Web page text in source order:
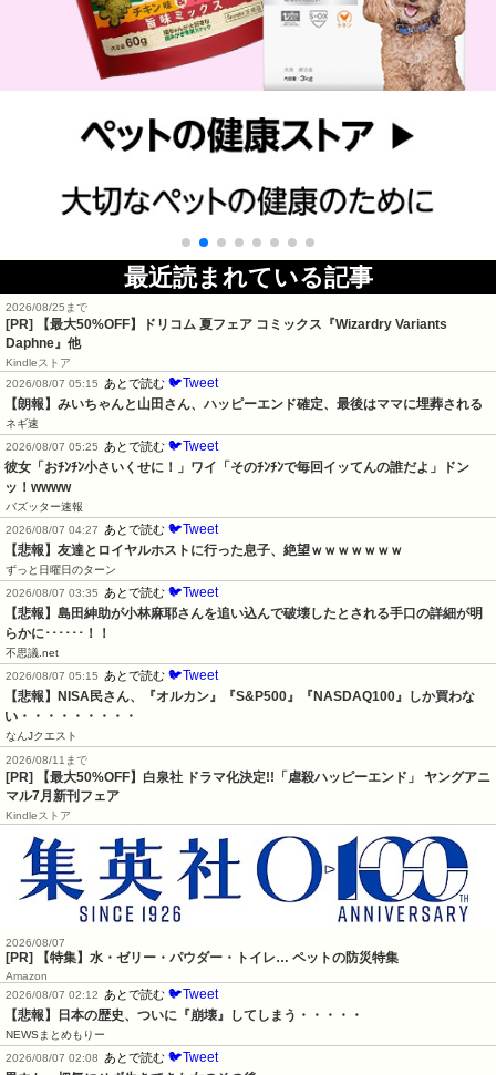
最近読まれている記事
2026/08/25まで
[PR]
【最大50%OFF】ドリコム 夏フェア コミックス『Wizardry Variants
Daphne』他
Kindleストア
2026/08/07 05:15
あとで読む 🐦Tweet
【朗報】みいちゃんと山田さん、ハッピーエンド確定、最後はママに埋葬される
ネギ速
2026/08/07 05:25
あとで読む 🐦Tweet
彼女「おﾁﾝﾁﾝ小さいくせに！」ワイ「そのﾁﾝﾁﾝで毎回イッてんの誰だよ」ドン
ッ！wwww
バズッター速報
2026/08/07 04:27
あとで読む 🐦Tweet
【悲報】友達とロイヤルホストに行った息子、絶望ｗｗｗｗｗｗｗ
ずっと日曜日のターン
2026/08/07 03:35
あとで読む 🐦Tweet
【悲報】島田紳助が小林麻耶さんを追い込んで破壊したとされる手口の詳細が明
らかに･･････！！
不思議.net
2026/08/07 05:15
あとで読む 🐦Tweet
【悲報】NISA民さん、『オルカン』『S&P500』『NASDAQ100』しか買わな
い・・・・・・・・・
なんJクエスト
2026/08/11まで
[PR] 【最大50%OFF】白泉社 ドラマ化決定!!「虐殺ハッピーエンド」 ヤングアニ
マル7月新刊フェア
Kindleストア
2026/08/07
[PR] 【特集】水・ゼリー・パウダー・トイレ… ペットの防災特集
Amazon
2026/08/07 02:12
あとで読む 🐦Tweet
【悲報】日本の歴史、ついに『崩壊』してしまう・・・・・
NEWSまとめもりー
2026/08/07 02:08
あとで読む 🐦Tweet